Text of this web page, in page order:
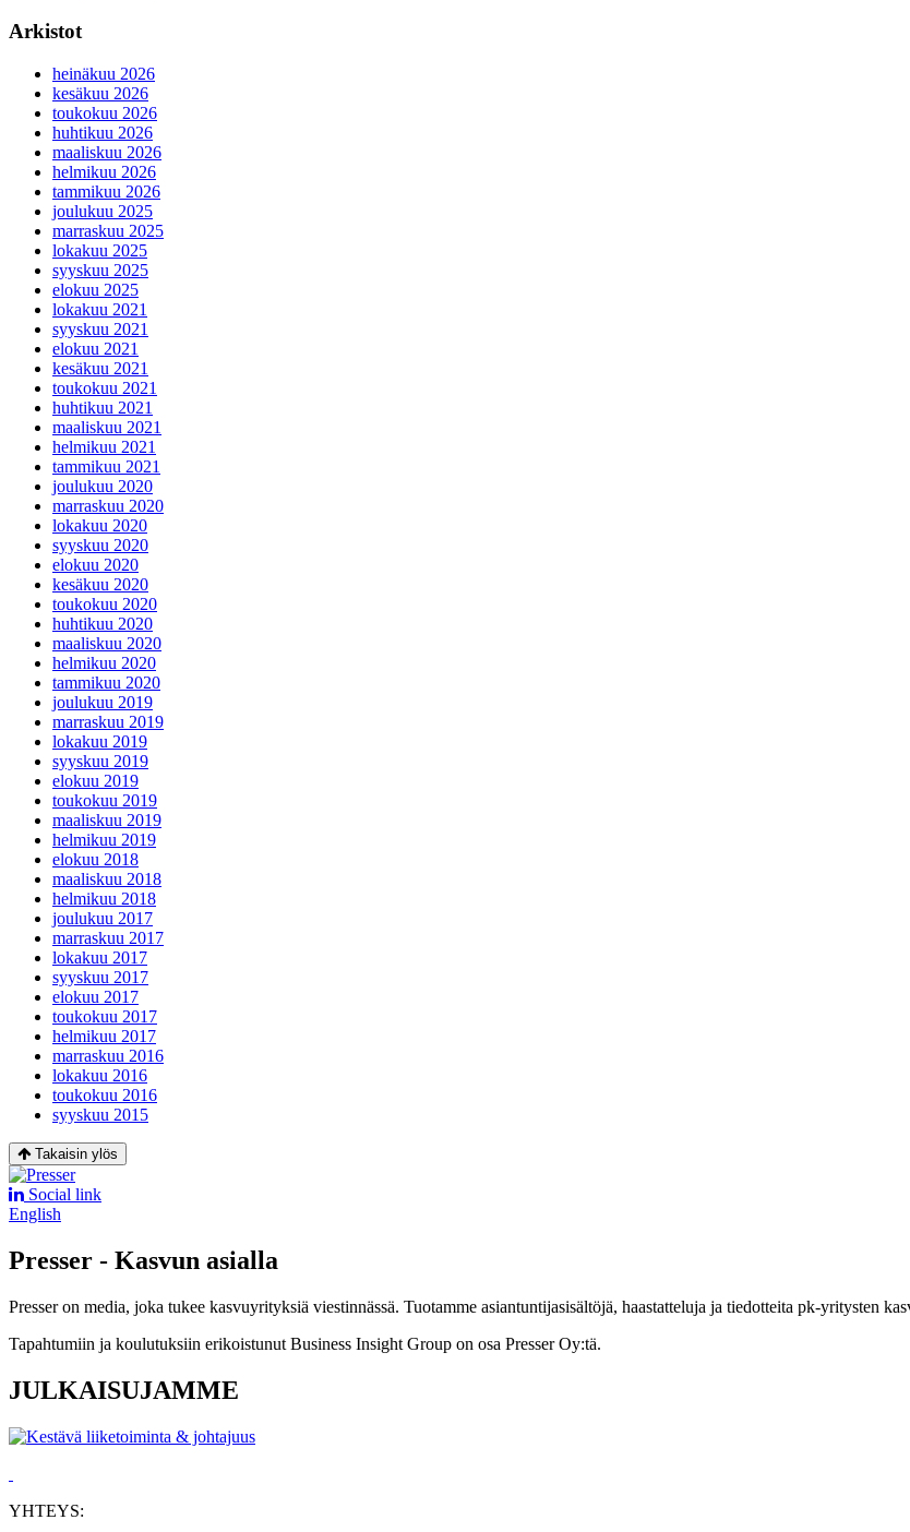
Arkistot
heinäkuu 2026
kesäkuu 2026
toukokuu 2026
huhtikuu 2026
maaliskuu 2026
helmikuu 2026
tammikuu 2026
joulukuu 2025
marraskuu 2025
lokakuu 2025
syyskuu 2025
elokuu 2025
lokakuu 2021
syyskuu 2021
elokuu 2021
kesäkuu 2021
toukokuu 2021
huhtikuu 2021
maaliskuu 2021
helmikuu 2021
tammikuu 2021
joulukuu 2020
marraskuu 2020
lokakuu 2020
syyskuu 2020
elokuu 2020
kesäkuu 2020
toukokuu 2020
huhtikuu 2020
maaliskuu 2020
helmikuu 2020
tammikuu 2020
joulukuu 2019
marraskuu 2019
lokakuu 2019
syyskuu 2019
elokuu 2019
toukokuu 2019
maaliskuu 2019
helmikuu 2019
elokuu 2018
maaliskuu 2018
helmikuu 2018
joulukuu 2017
marraskuu 2017
lokakuu 2017
syyskuu 2017
elokuu 2017
toukokuu 2017
helmikuu 2017
marraskuu 2016
lokakuu 2016
toukokuu 2016
syyskuu 2015
Takaisin ylös
Social link
English
Presser - Kasvun asialla
Presser on media, joka tukee kasvuyrityksiä viestinnässä. Tuotamme asiantuntijasisältöjä, haastatteluja ja tiedotteita pk-yritysten
Tapahtumiin ja koulutuksiin erikoistunut Business Insight Group on osa Presser Oy:tä.
JULKAISUJAMME
YHTEYS: